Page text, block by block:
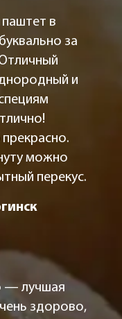
в
за
и
можно
перекус.
— лучшая
здорово,